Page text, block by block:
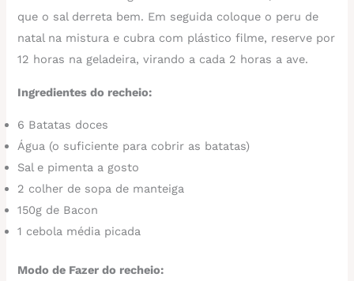
que o sal derreta bem. Em seguida coloque o peru de
natal na mistura e cubra com plástico filme, reserve por
12 horas na geladeira, virando a cada 2 horas a ave.
Ingredientes do recheio:
6 Batatas doces
Água (o suficiente para cobrir as batatas)
Sal e pimenta a gosto
2 colher de sopa de manteiga
150g de Bacon
1 cebola média picada
Modo de Fazer do recheio: